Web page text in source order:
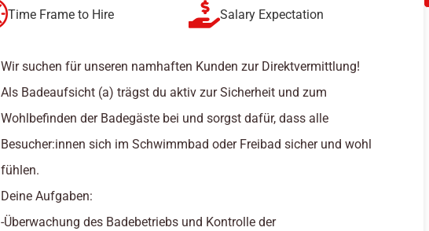
Time Frame to Hire Salary Expectation
Wir suchen für unseren namhaften Kunden zur Direktvermittlung!
Als Badeaufsicht (a) trägst du aktiv zur Sicherheit und zum
Wohlbefinden der Badegäste bei und sorgst dafür, dass alle
Besucher:innen sich im Schwimmbad oder Freibad sicher und wohl
fühlen.
Deine Aufgaben:
-Überwachung des Badebetriebs und Kontrolle der